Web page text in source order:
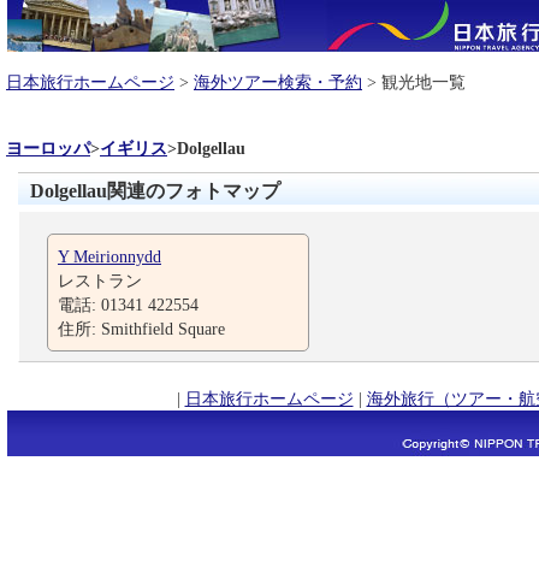
日本旅行ホームページ > 海外ツアー検索・予約 > 観光地一覧
ヨーロッパ>イギリス>Dolgellau
Dolgellau関連のフォトマップ
Y Meirionnydd
レストラン
電話: 01341 422554
住所: Smithfield Square
| 日本旅行ホームページ | 海外旅行（ツアー・航